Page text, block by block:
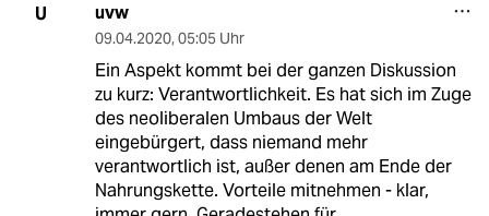
U uvw
09.04.2020, 05:05 Uhr
Ein Aspekt kommt bei der ganzen Diskussion
zu kurz: Verantwortlichkeit. Es hat sich im Zuge
des neoliberalen Umbaus der Welt
eingebürgert, dass niemand mehr
verantwortlich ist, außer denen am Ende der
Nahrungskette. Vorteile mitnehmen - klar,